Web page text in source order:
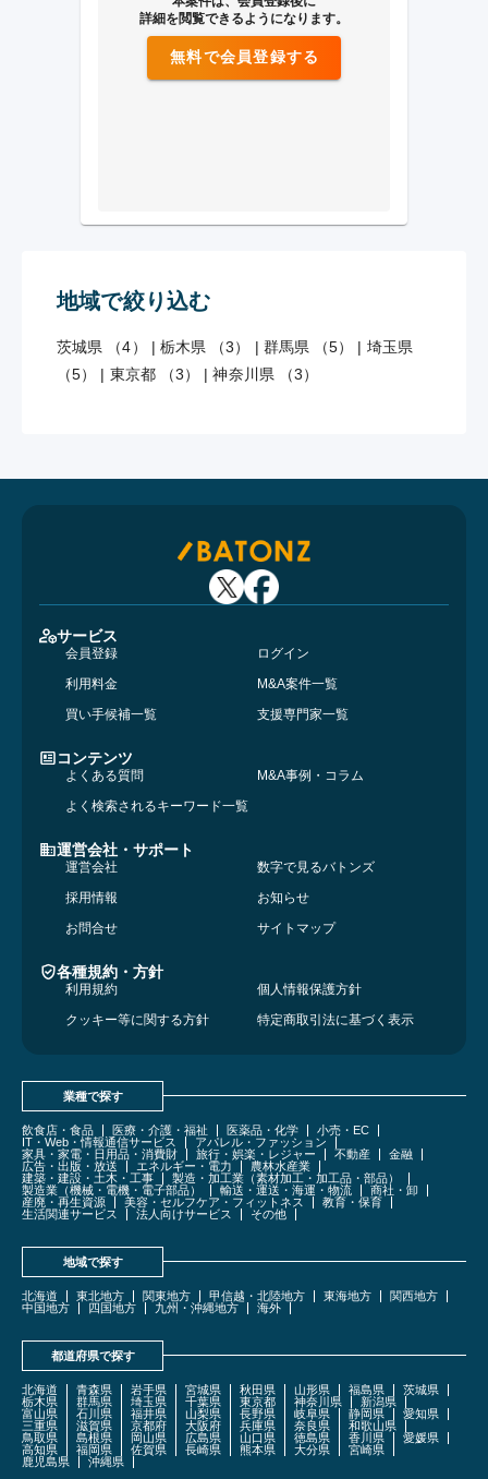
詳細を閲覧できるようになります。
無料で会員登録する
地域で絞り込む
茨城県 （4） | 栃木県 （3） | 群馬県 （5） | 埼玉県
（5）
| 東京都 （3） |神奈川県 （3）
サービス
会員登録
ログイン
利用料金
M&A案件一覧
買い手候補一覧
支援専門家一覧
コンテンツ
よくある質問
M&A事例・コラム
よく検索されるキーワード一覧
運営会社・サポート
運営会社
数字で見るバトンズ
採用情報
お知らせ
お問合せ
サイトマップ
各種規約・方針
利用規約
個人情報保護方針
クッキー等に関する方針
特定商取引法に基づく表示
業種で探す
飲食店・食品 医療・介護・福祉 医薬品・化学
小売・EC
IT・Web・情報通信サービス
アパレル・ファッション
家具・家電・日用品・消費財
旅行・娯楽・レジャー 不動産
金融
広告・出版・放送
エネルギー・電力
農林水産業
建築・建設・土木・工事
製造・加工業（素材加工・加工品・部品）
製造業（機械・電機・電子部品）
輸送・運送・海運・物流
商社・卸
産廃・再生資源
美容・セルフケア・フィットネス
教育・保育
生活関連サービス
法人向けサービス その他
地域で探す
北海道 東北地方 関東地方 甲信越・北陸地方 東海地方
関西地方
中国地方
四国地方 九州・沖縄地方 海外
都道府県で探す
北海道 青森県 岩手県 宮城県 秋田県 山形県 福島県
茨城県
栃木県
群馬県 埼玉県 千葉県 東京都 神奈川県
新潟県
富山県
石川県 福井県 山梨県 長野県 岐阜県 静岡県
愛知県
三重県
滋賀県 京都府 大阪府 兵庫県 奈良県
和歌山県
鳥取県
島根県 岡山県 広島県 山口県 徳島県 香川県
愛媛県
高知県
福岡県 佐賀県 長崎県 熊本県 大分県
宮崎県
鹿児島県
沖縄県